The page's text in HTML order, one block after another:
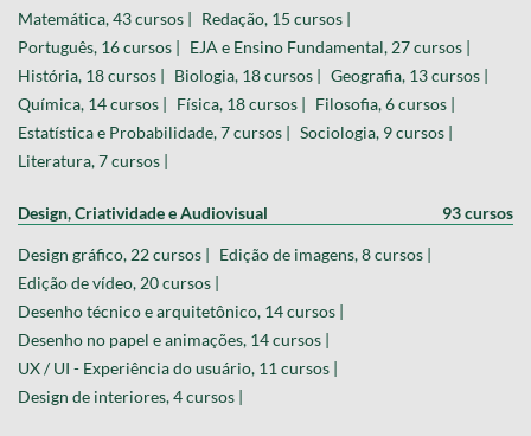
Matemática, 43 cursos | Redação, 15 cursos |
Português, 16 cursos | EJA e Ensino Fundamental, 27 cursos |
História, 18 cursos | Biologia, 18 cursos | Geografia, 13 cursos |
Química, 14 cursos | Física, 18 cursos | Filosofia, 6 cursos |
Estatística e Probabilidade, 7 cursos | Sociologia, 9 cursos |
Literatura, 7 cursos |
Design, Criatividade e Audiovisual 93 cursos
Design gráfico, 22 cursos | Edição de imagens, 8 cursos |
Edição de vídeo, 20 cursos |
Desenho técnico e arquitetônico, 14 cursos |
Desenho no papel e animações, 14 cursos |
UX / UI - Experiência do usuário, 11 cursos |
Design de interiores, 4 cursos |